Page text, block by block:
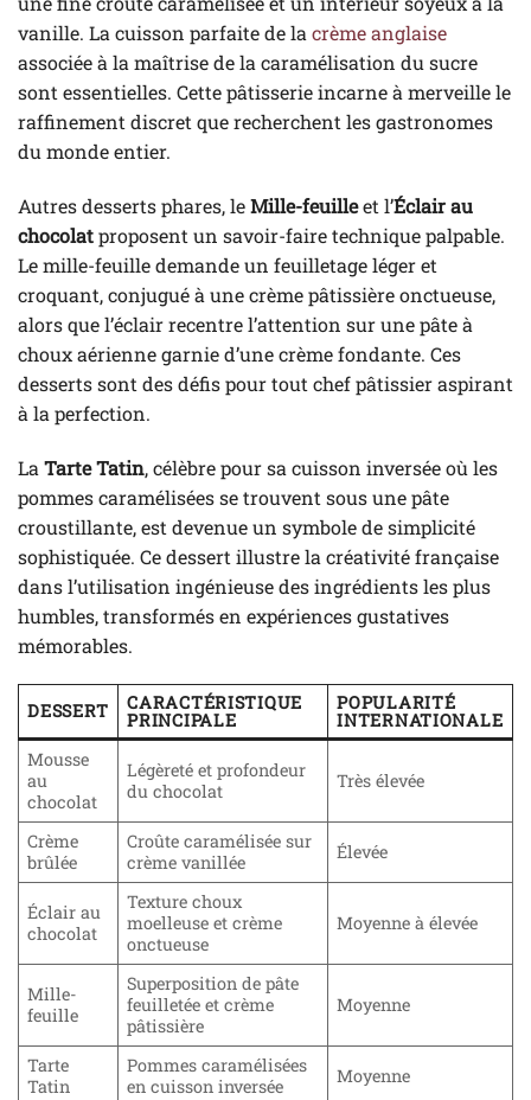
vanille. La cuisson parfaite de la crème anglaise
associée à la maîtrise de la caramélisation du sucre
sont essentielles. Cette pâtisserie incarne à merveille le
raffinement discret que recherchent les gastronomes
du monde entier.
Autres desserts phares, leMille-feuilleet l’Éclair au
chocolatproposent un savoir-faire technique palpable.
Le mille-feuille demande un feuilletage léger et
croquant, conjugué à une crème pâtissière onctueuse,
alors que l’éclair recentre l’attention sur une pâte à
choux aérienne garnie d’une crème fondante. Ces
desserts sont des défis pour tout chef pâtissier aspirant
à la perfection.
La Tarte Tatin, célèbre pour sa cuisson inversée où les
pommes caramélisées se trouvent sous une pâte
croustillante, est devenue un symbole de simplicité
sophistiquée. Ce dessert illustre la créativité française
dans l’utilisation ingénieuse des ingrédients les plus
humbles, transformés en expériences gustatives
mémorables.
DESSERT CARACTÉRISTIQUE
PRINCIPALE
POPULARITÉ
INTERNATIONALE
Mousse
au
chocolat
Légèreté et profondeur
du chocolat
Très élevée
Crème
brûlée
Croûte caramélisée sur
crème vanillée
Élevée
Éclair au
chocolat
Texture choux
moelleuse et crème
onctueuse
Moyenne à élevée
Mille-
feuille
Superposition de pâte
feuilletée et crème
pâtissière
Moyenne
Tarte
Tatin
Pommes caramélisées
en cuisson inversée
Moyenne